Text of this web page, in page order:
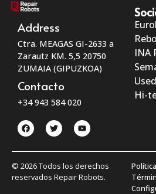
Address
Ctra. MEAGAS GI-2633 a
Zarautz KM. 5,5 20750
ZUMAIA (GIPUZKOA)
Contacto
+34 943 584 020
INA
Hi-
© 2026 Todos los derechos
reservados Repair Robots.